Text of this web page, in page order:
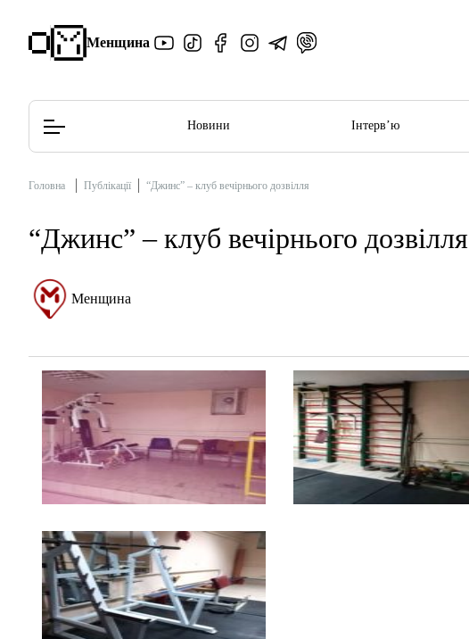
Менщина
Редакційна політика
Новини Інтерв’ю
Головна Публікації “Джинс” – клуб вечірнього дозвілля
“Джинс” – клуб вечірнього дозвілля
Менщина